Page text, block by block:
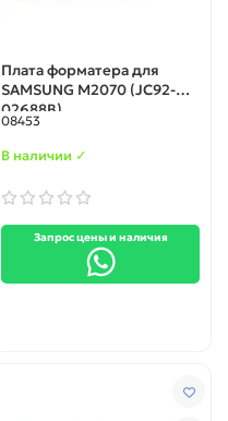
Плата форматера для
SAMSUNG M2070 (JC92-
02688B)
08453
В наличии ✓
Запрос цены и наличия